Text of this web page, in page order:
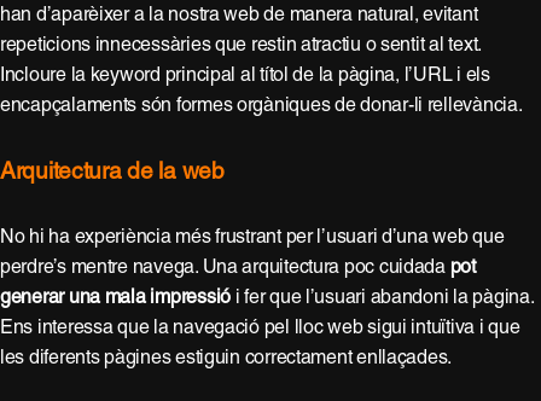
han d’aparèixer a la nostra web de manera natural, evitant
repeticions innecessàries que restin atractiu o sentit al text.
Incloure la keyword principal al títol de la pàgina, l’URL i els
encapçalaments són formes orgàniques de donar-li rellevància.
Arquitectura de la web
No hi ha experiència més frustrant per l’usuari d’una web que
perdre’s mentre navega. Una arquitectura poc cuidada pot
generar una mala impressiói fer que l’usuari abandoni la pàgina.
Ens interessa que la navegació pel lloc web sigui intuïtiva i que
les diferents pàgines estiguin correctament enllaçades.